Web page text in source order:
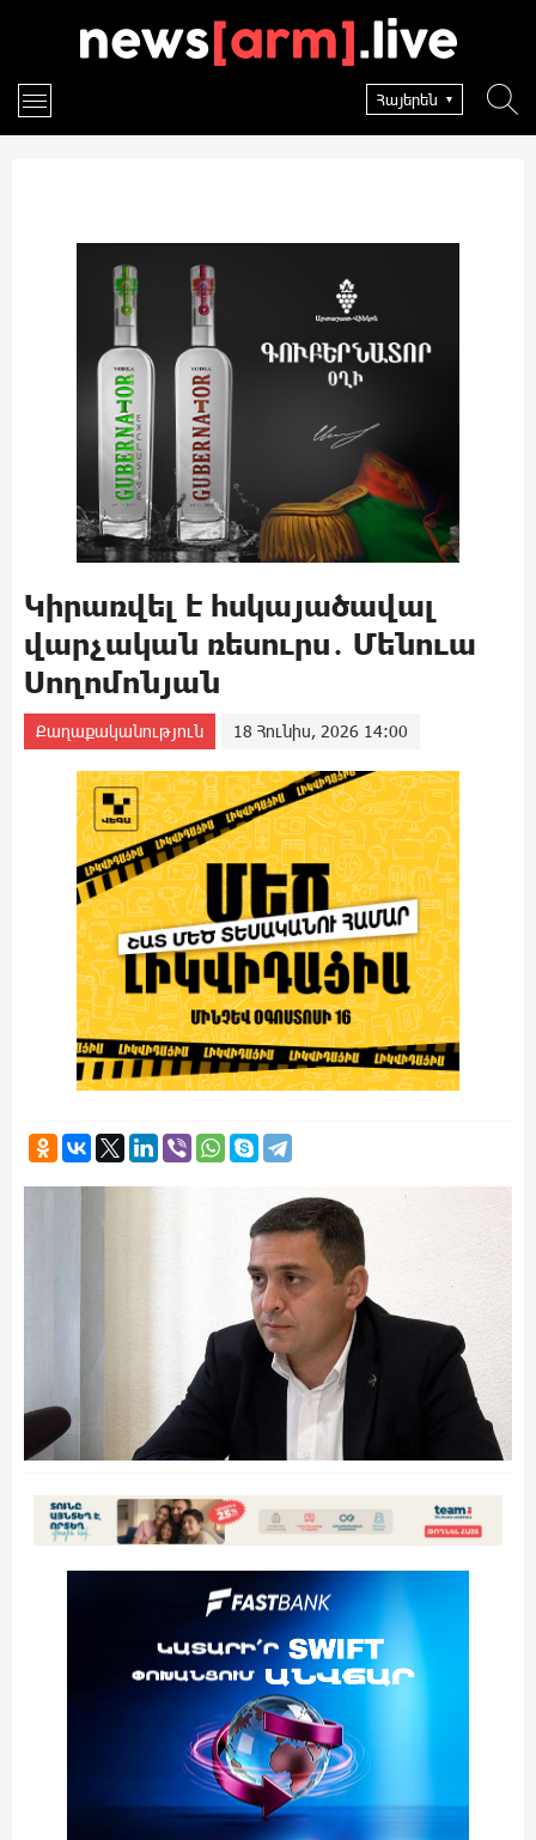
Հայերեն
Կիրառվել է հսկայածավալ
վարչական ռեսուրս․ Մենուա
Սողոմոնյան
Քաղաքականություն 18 Հունիս, 2026 14:00